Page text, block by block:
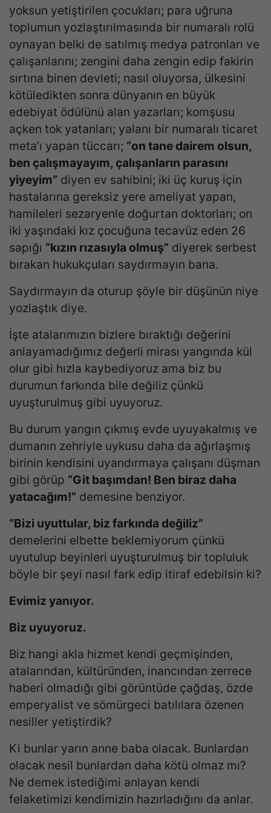
yoksun yetiştirilen çocukları; para uğruna
toplumun yozlaştırılmasında bir numaralı rolü
oynayan belki de satılmış medya patronları ve
çalışanlarını; zengini daha zengin edip fakirin
sırtına binen devleti; nasıl oluyorsa, ülkesini
kötüledikten sonra dünyanın en büyük
edebiyat ödülünü alan yazarları; komşusu
açken tok yatanları; yalanı bir numaralı ticaret
meta’ı yapan tüccarı; “on tane dairem olsun,
ben çalışmayayım, çalışanların parasını
yiyeyim” diyen ev sahibini; iki üç kuruş için
hastalarına gereksiz yere ameliyat yapan,
hamileleri sezaryenle doğurtan doktorları; on
iki yaşındaki kız çocuğuna tecavüz eden 26
sapığı “kızın rızasıyla olmuş” diyerek serbest
bırakan hukukçuları saydırmayın bana.
Saydırmayın da oturup şöyle bir düşünün niye
yozlaştık diye.
İşte atalarımızın bizlere bıraktığı değerini
anlayamadığımız değerli mirası yangında kül
olur gibi hızla kaybediyoruz ama biz bu
durumun farkında bile değiliz çünkü
uyuşturulmuş gibi uyuyoruz.
Bu durum yangın çıkmış evde uyuyakalmış ve
dumanın zehriyle uykusu daha da ağırlaşmış
birinin kendisini uyandırmaya çalışanı düşman
gibi görüp “Git başımdan! Ben biraz daha
yatacağım!” demesine benziyor.
“Bizi uyuttular, biz farkında değiliz”
demelerini elbette beklemiyorum çünkü
uyutulup beyinleri uyuşturulmuş bir topluluk
böyle bir şeyi nasıl fark edip itiraf edebilsin ki?
Evimiz yanıyor.
Biz uyuyoruz.
Biz hangi akla hizmet kendi geçmişinden,
atalarından, kültüründen, inancından zerrece
haberi olmadığı gibi görüntüde çağdaş, özde
emperyalist ve sömürgeci batılılara özenen
nesiller yetiştirdik?
Ki bunlar yarın anne baba olacak. Bunlardan
olacak nesil bunlardan daha kötü olmaz mı?
Ne demek istediğimi anlayan kendi
felaketimizi kendimizin hazırladığını da anlar.